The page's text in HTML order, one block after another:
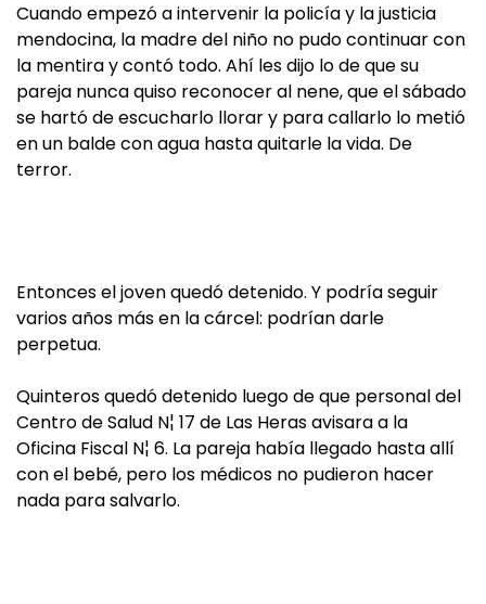
Cuando empezó a intervenir la policía y la justicia
mendocina, la madre del niño no pudo continuar con
la mentira y contó todo. Ahí les dijo lo de que su
pareja nunca quiso reconocer al nene, que el sábado
se hartó de escucharlo llorar y para callarlo lo metió
en un balde con agua hasta quitarle la vida. De
terror.
Entonces el joven quedó detenido. Y podría seguir
varios años más en la cárcel: podrían darle
perpetua.
Quinteros quedó detenido luego de que personal del
Centro de Salud N¦ 17 de Las Heras avisara a la
Oficina Fiscal N¦ 6. La pareja había llegado hasta allí
con el bebé, pero los médicos no pudieron hacer
nada para salvarlo.